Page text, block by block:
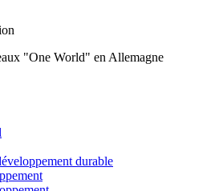
"One World" en Allemagne
durable